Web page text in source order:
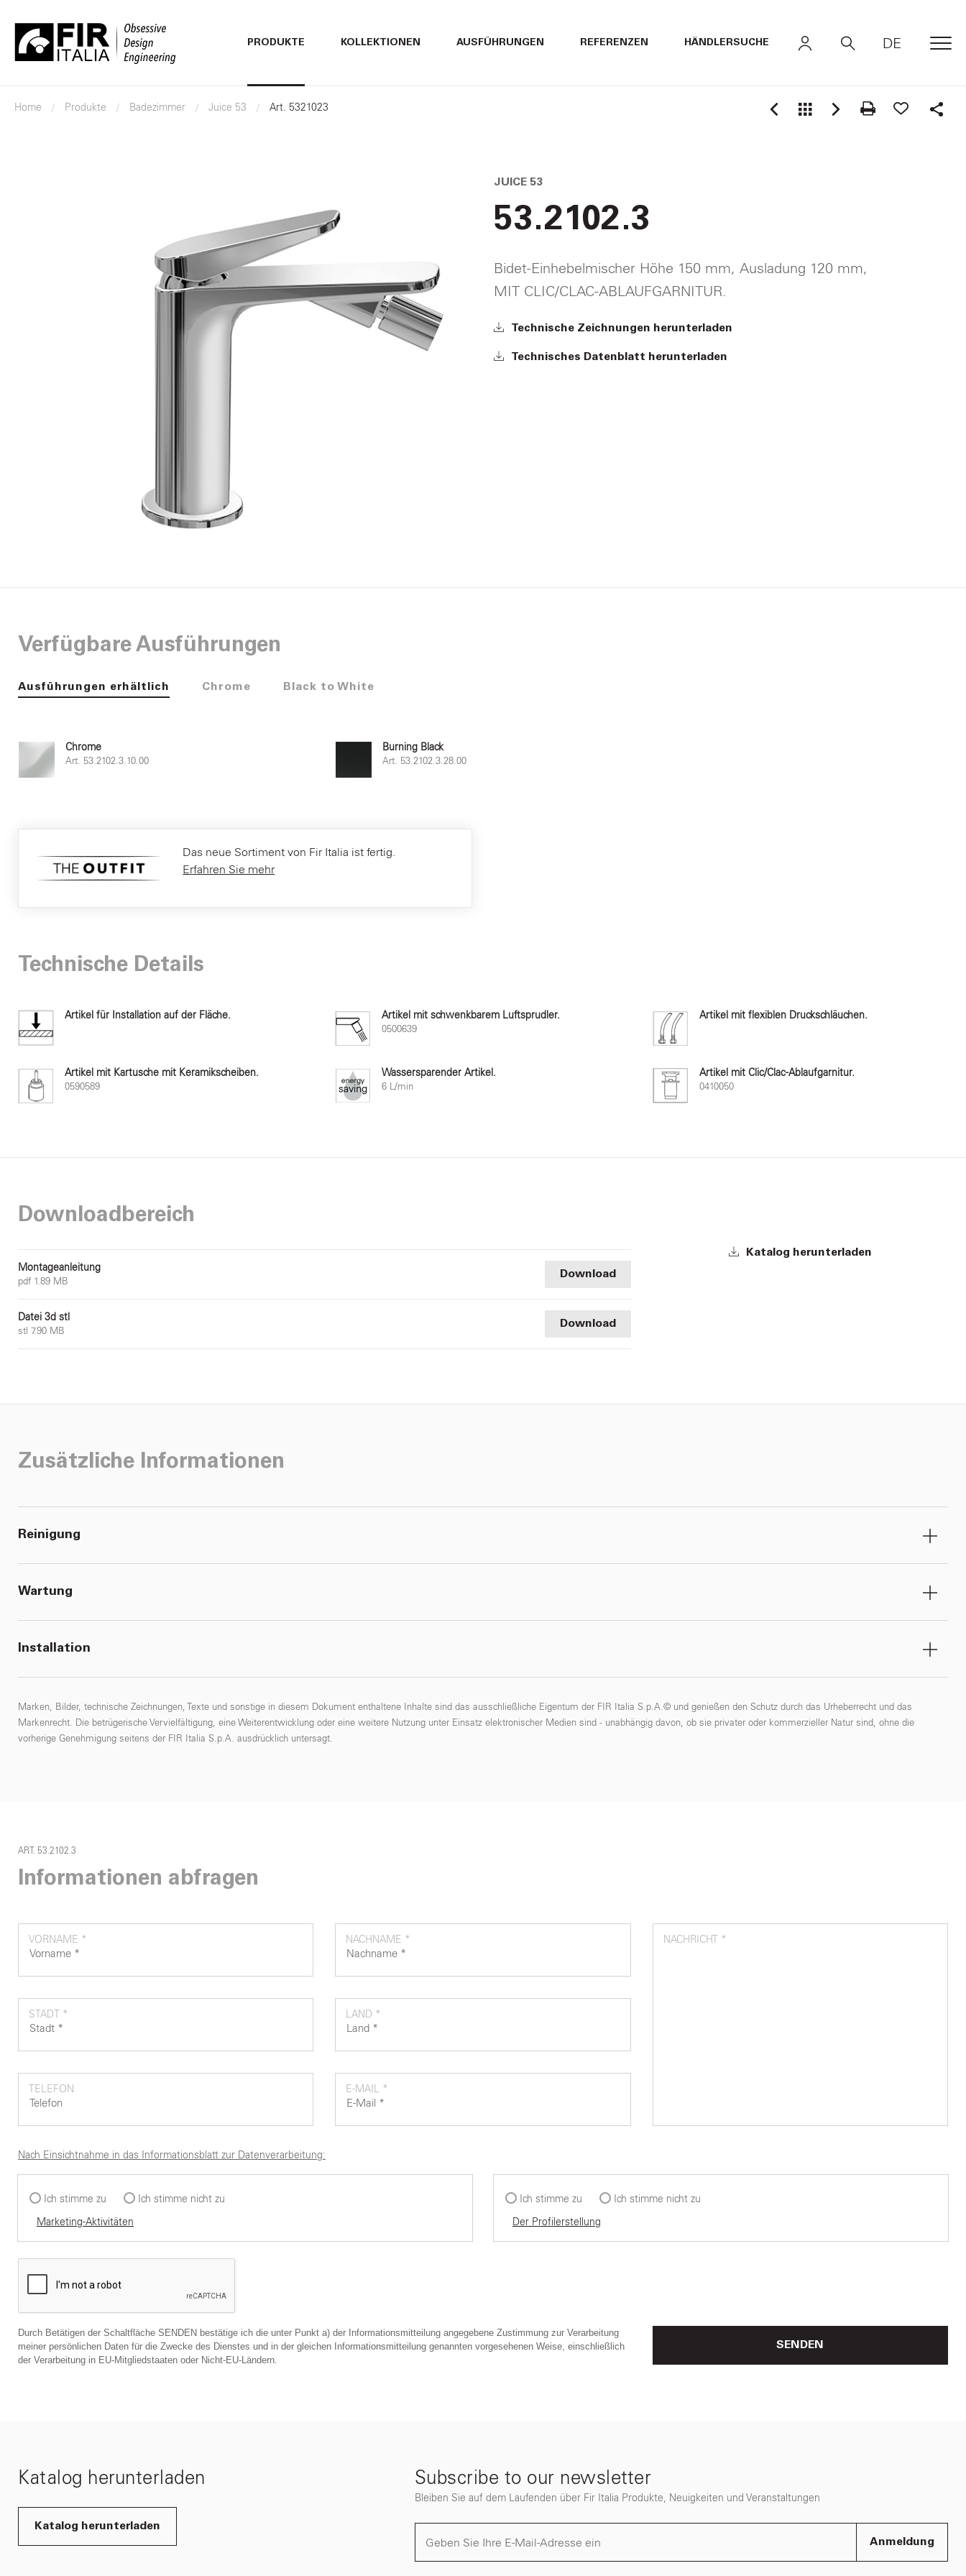
PRODUKTE KOLLEKTIONEN AUSFÜHRUNGEN REFERENZEN HÄNDLERSUCHE DE
Home Produkte Badezimmer Juice 53 Art. 5321023
Share
JUICE 53
53.2102.3
Bidet-Einhebelmischer Höhe 150 mm, Ausladung 120 mm,
MIT CLIC/CLAC-ABLAUFGARNITUR.
Technische Zeichnungen herunterladen
Technisches Datenblatt herunterladen
Verfügbare Ausführungen
Ausführungen erhältlich Chrome Black to White
Chrome
Art. 53.2102.3.10.00
Burning Black
Art. 53.2102.3.28.00
Das neue Sortiment von Fir Italia ist fertig.
Erfahren Sie mehr
Technische Details
Artikel für Installation auf der Fläche. Artikel mit schwenkbarem Luftsprudler.
0500639
Artikel mit flexiblen Druckschläuchen.
Artikel mit Kartusche mit Keramikscheiben.
0590589
Wassersparender Artikel.
6 L/min
Artikel mit Clic/Clac-Ablaufgarnitur.
0410050
Downloadbereich
Montageanleitung
pdf 1.89 MB
Download
Datei 3d stl
stl 7.90 MB
Download
Katalog herunterladen
Zusätzliche Informationen
Reinigung
Wartung
Installation
Marken, Bilder, technische Zeichnungen, Texte und sonstige in diesem Dokument enthaltene Inhalte sind das ausschließliche Eigentum der FIR Italia S.p.A.© und genießen den Schutz durch das Urheberrecht und das
Markenrecht. Die betrügerische Vervielfältigung, eine Weiterentwicklung oder eine weitere Nutzung unter Einsatz elektronischer Medien sind - unabhängig davon, ob sie privater oder kommerzieller Natur sind, ohne die
vorherige Genehmigung seitens der FIR Italia S.p.A. ausdrücklich untersagt.
ART. 53.2102.3
Informationen abfragen
VORNAME * NACHNAME *
STADT * LAND *
TELEFON E-MAIL *
NACHRICHT *
Nach Einsichtnahme in das Informationsblatt zur Datenverarbeitung:
Ich stimme zu
Ich stimme nicht zu
Marketing-Aktivitäten
Ich stimme zu
Ich stimme nicht zu
Der Profilerstellung
Durch Betätigen der Schaltfläche SENDEN bestätige ich die unter Punkt a) der Informationsmitteilung angegebene Zustimmung zur Verarbeitung
meiner persönlichen Daten für die Zwecke des Dienstes und in der gleichen Informationsmitteilung genannten vorgesehenen Weise, einschließlich
der Verarbeitung in EU-Mitgliedstaaten oder Nicht-EU-Ländern.
SENDEN
Katalog herunterladen
Katalog herunterladen
Subscribe to our newsletter
Bleiben Sie auf dem Laufenden über Fir Italia Produkte, Neuigkeiten und Veranstaltungen
Anmeldung
ITALIANO
ITALIANO